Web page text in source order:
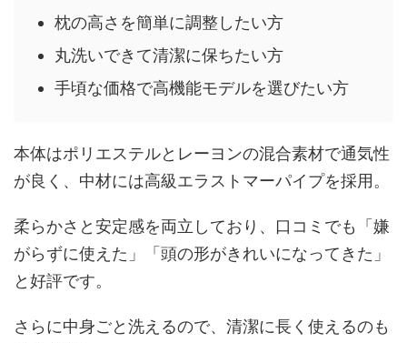
枕の高さを簡単に調整したい方
丸洗いできて清潔に保ちたい方
手頃な価格で高機能モデルを選びたい方
本体はポリエステルとレーヨンの混合素材で通気性
が良く、中材には高級エラストマーパイプを採用。
柔らかさと安定感を両立しており、口コミでも「嫌
がらずに使えた」「頭の形がきれいになってきた」
と好評です。
さらに中身ごと洗えるので、清潔に長く使えるのも